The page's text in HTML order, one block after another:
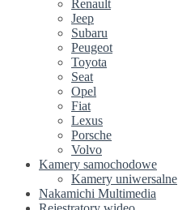
Renault
Jeep
Subaru
Peugeot
Toyota
Seat
Opel
Fiat
Lexus
Porsche
Volvo
Kamery samochodowe
Kamery uniwersalne
Nakamichi Multimedia